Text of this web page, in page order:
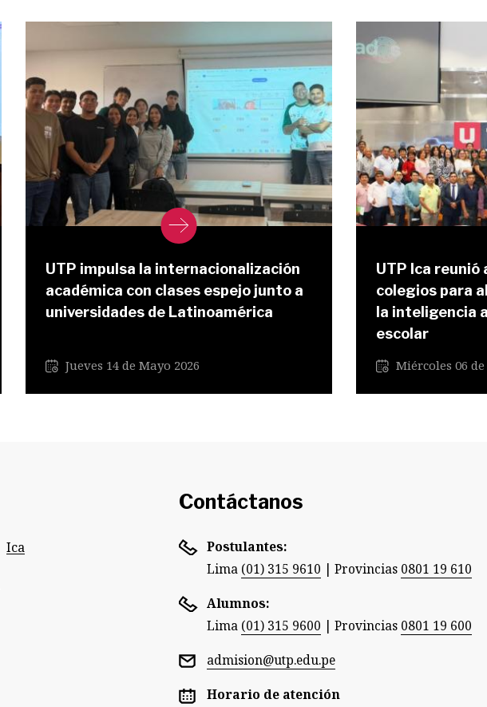
UTP impulsa la internacionalización
académica con clases espejo junto a
universidades de Latinoamérica
Jueves 14 de Mayo 2026
UTP Ica reunió
colegios para
la inteligencia
escolar
Miércoles 06
Ica
Contáctanos
Postulantes:
Lima (01) 315 9610 | Provincias 0801 19 610
Alumnos:
Lima (01) 315 9600 | Provincias 0801 19 600
admision@utp.edu.pe
Horario de atención